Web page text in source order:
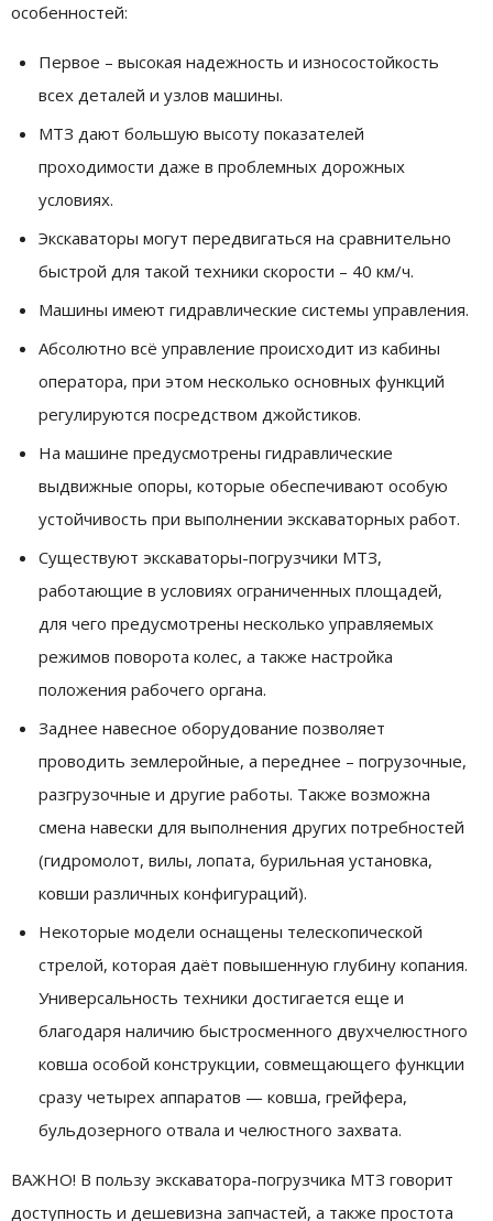
особенностей:
Первое – высокая надежность и износостойкость
всех деталей и узлов машины.
МТЗ дают большую высоту показателей
проходимости даже в проблемных дорожных
условиях.
Экскаваторы могут передвигаться на сравнительно
быстрой для такой техники скорости – 40 км/ч.
Машины имеют гидравлические системы управления.
Абсолютно всё управление происходит из кабины
оператора, при этом несколько основных функций
регулируются посредством джойстиков.
На машине предусмотрены гидравлические
выдвижные опоры, которые обеспечивают особую
устойчивость при выполнении экскаваторных работ.
Существуют экскаваторы-погрузчики МТЗ,
работающие в условиях ограниченных площадей,
для чего предусмотрены несколько управляемых
режимов поворота колес, а также настройка
положения рабочего органа.
Заднее навесное оборудование позволяет
проводить землеройные, а переднее – погрузочные,
разгрузочные и другие работы. Также возможна
смена навески для выполнения других потребностей
(гидромолот, вилы, лопата, бурильная установка,
ковши различных конфигураций).
Некоторые модели оснащены телескопической
стрелой, которая даёт повышенную глубину копания.
Универсальность техники достигается еще и
благодаря наличию быстросменного двухчелюстного
ковша особой конструкции, совмещающего функции
сразу четырех аппаратов — ковша, грейфера,
бульдозерного отвала и челюстного захвата.
ВАЖНО! В пользу экскаватора-погрузчика МТЗ говорит
доступность и дешевизна запчастей, а также простота